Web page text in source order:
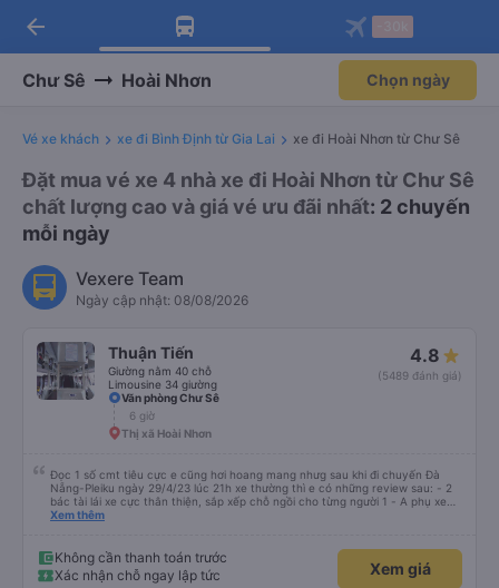
Tải app Vexere ngay!
Nhận ưu đãi thành viên độc
Mở app
Tải app Vexere
-30k/ghế khi đặt vé máy bay qua
Mở app
arrow_back
Chư Sê Hoài Nhơn Chọn ngày
Vé xe khách xe đi Bình Định từ Gia Lai xe đi Hoài Nhơn từ Chư Sê
Đặt mua vé xe 4 nhà xe đi Hoài Nhơn từ Chư Sê
chất lượng cao và giá vé ưu đãi nhất: 2 chuyến
mỗi ngày
Vexere Team
Ngày cập nhật: 08/08/2026
Thuận Tiến
Giường nằm 40 chỗ
Limousine 34 giường
4.8
(5489 đánh giá)
Văn phòng Chư Sê
6 giờ
Thị xã Hoài Nhơn
Đọc 1 số cmt tiêu cực e cũng hơi hoang mang nhưg sau khi đi chuyến Đà
Nẵng-Pleiku ngày 29/4/23 lúc 21h xe thường thì e có những review sau: - 2
bác tài lái xe cực thân thiện, sắp xếp chỗ ngồi cho từng người 1 - A phụ xe
dui tính, chắc cùng tần số nên nói câu nào là cười câu đó - Xe xuất bến đúg
nhìn chug khá ổn, có dừng lại để đi vệ sinh.
Xem thêm
Không cần thanh toán trước
Xác nhận chỗ ngay lập tức
Xem giá